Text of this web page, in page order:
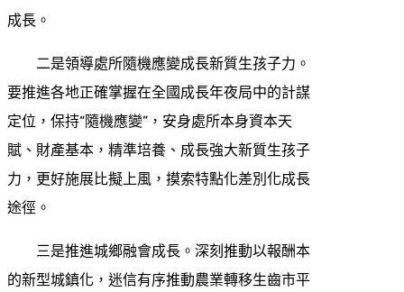
成長。
二是領導處所隨機應變成長新質生孩子力。
要推進各地正確掌握在全國成長年夜局中的計謀
定位，保持“隨機應變”，安身處所本身資本天
賦、財產基本，精準培養、成長強大新質生孩子
力，更好施展比擬上風，摸索特點化差別化成長
途徑。
三是推進城鄉融會成長。深刻推動以報酬本
的新型城鎮化，迷信有序推動農業轉移生齒市平